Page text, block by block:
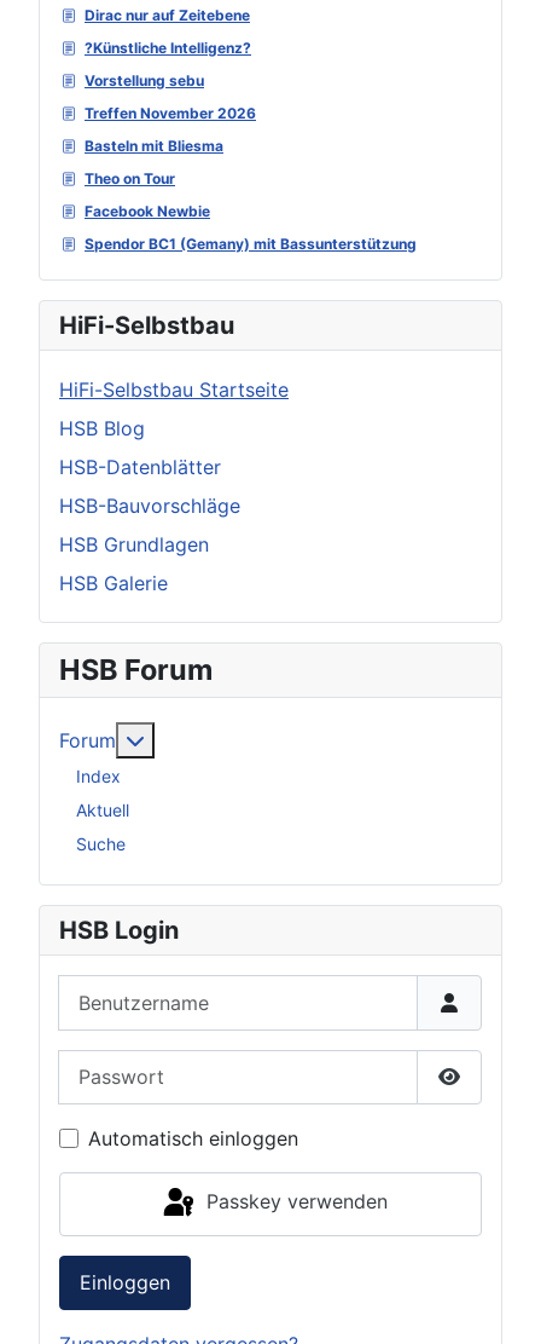
Dirac nur auf Zeitebene
?Künstliche Intelligenz?
Vorstellung sebu
Treffen November 2026
Basteln mit Bliesma
Theo on Tour
Facebook Newbie
Spendor BC1 (Gemany) mit Bassunterstützung
HiFi-Selbstbau
HiFi-Selbstbau Startseite
HSB Blog
HSB-Datenblätter
HSB-Bauvorschläge
HSB Grundlagen
HSB Galerie
HSB Forum
Forum
Index
Aktuell
Suche
HSB Login
Passwort
Automatisch einloggen
Passkey verwenden
Einloggen